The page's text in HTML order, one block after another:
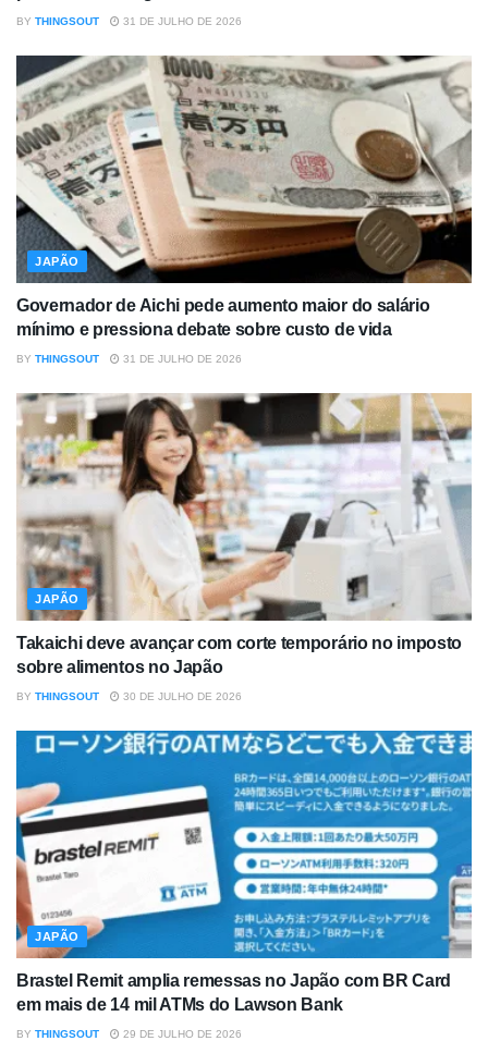
BY THINGSOUT 31 DE JULHO DE 2026
JAPÃO
Governador de Aichi pede aumento maior do salário
mínimo e pressiona debate sobre custo de vida
BY THINGSOUT 31 DE JULHO DE 2026
JAPÃO
Takaichi deve avançar com corte temporário no imposto
sobre alimentos no Japão
BY THINGSOUT 30 DE JULHO DE 2026
JAPÃO
Brastel Remit amplia remessas no Japão com BR Card
em mais de 14 mil ATMs do Lawson Bank
BY THINGSOUT 29 DE JULHO DE 2026